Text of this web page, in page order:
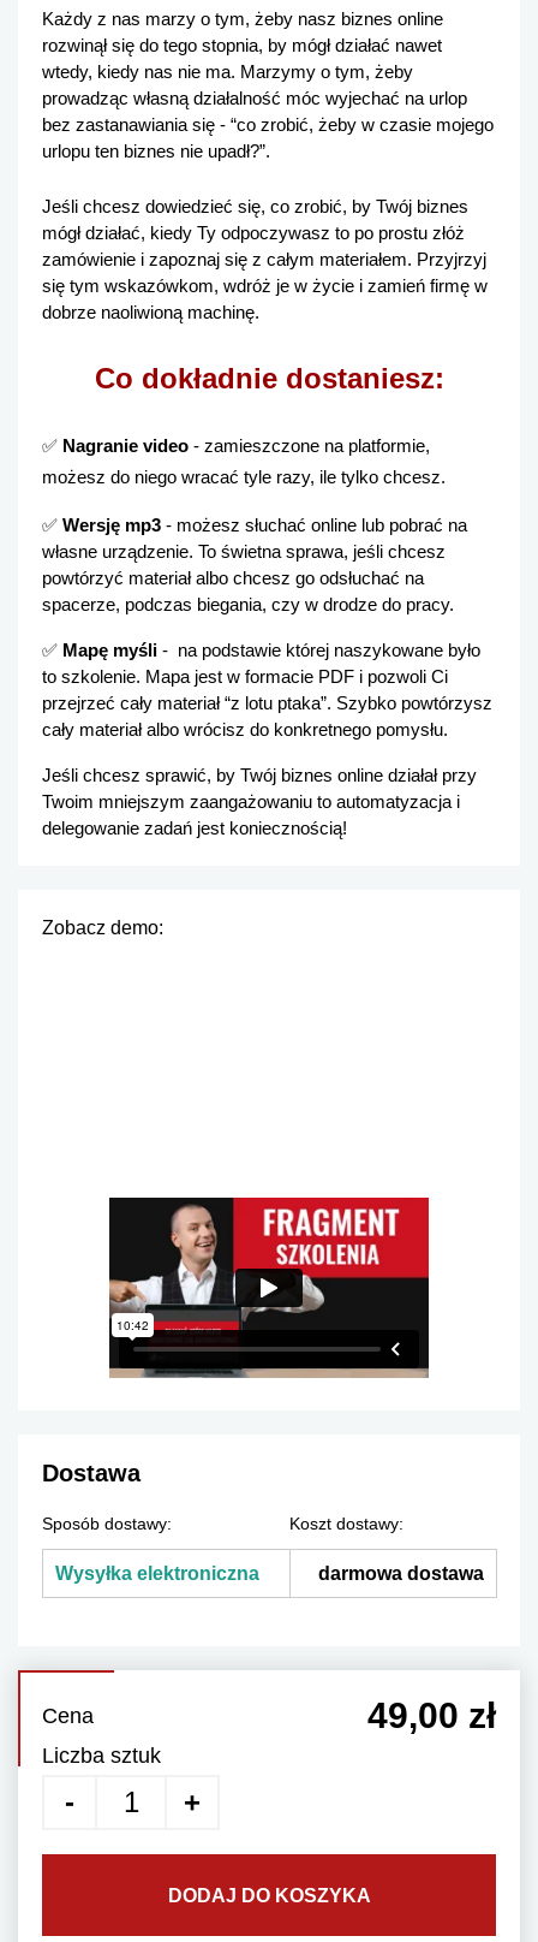
Każdy z nas marzy o tym, żeby nasz biznes online
rozwinął się do tego stopnia, by mógł działać nawet
wtedy, kiedy nas nie ma. Marzymy o tym, żeby
prowadząc własną działalność móc wyjechać na urlop
bez zastanawiania się - “co zrobić, żeby w czasie mojego
urlopu ten biznes nie upadł?”.
Jeśli chcesz dowiedzieć się, co zrobić, by Twój biznes
mógł działać, kiedy Ty odpoczywasz to po prostu złóż
zamówienie i zapoznaj się z całym materiałem. Przyjrzyj
się tym wskazówkom, wdróż je w życie i zamień firmę w
dobrze naoliwioną machinę.
Co dokładnie dostaniesz:
✅ Nagranie video - zamieszczone na platformie,
możesz do niego wracać tyle razy, ile tylko chcesz.
✅ Wersję mp3 - możesz słuchać online lub pobrać na
własne urządzenie. To świetna sprawa, jeśli chcesz
powtórzyć materiał albo chcesz go odsłuchać na
spacerze, podczas biegania, czy w drodze do pracy.
✅ Mapę myśli -  na podstawie której naszykowane było
to szkolenie. Mapa jest w formacie PDF i pozwoli Ci
przejrzeć cały materiał “z lotu ptaka”. Szybko powtórzysz
cały materiał albo wrócisz do konkretnego pomysłu.
Jeśli chcesz sprawić, by Twój biznes online działał przy
Twoim mniejszym zaangażowaniu to automatyzacja i
delegowanie zadań jest koniecznością!
Zobacz demo:
Dostawa
Sposób dostawy: Koszt dostawy:
Wysyłka elektroniczna darmowa dostawa
Cena 49,00 zł
Liczba sztuk
DODAJ DO KOSZYKA